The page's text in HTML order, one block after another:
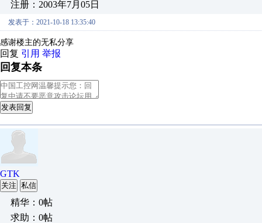
注册：2003年7月05日
发表于：2021-10-18 13:35:40
感谢楼主的无私分享
回复 引用 举报
回复本条
发表回复
GTK
关注 私信
精华：0帖
求助：0帖